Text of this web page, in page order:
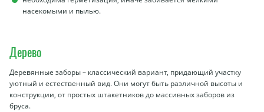
насекомыми и пылью.
Дерево
Деревянные заборы – классический вариант, придающий участку
уютный и естественный вид. Они могут быть различной высоты и
конструкции, от простых штакетников до массивных заборов из
бруса.